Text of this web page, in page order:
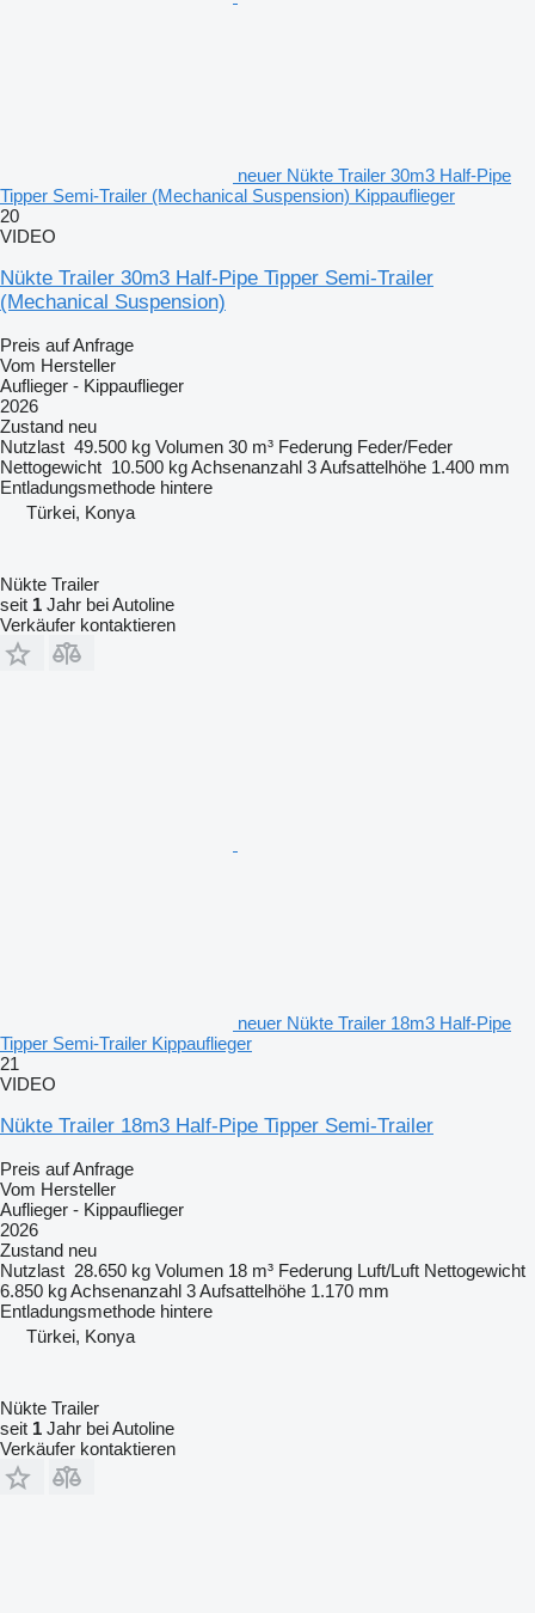
neuer Nükte Trailer 30m3 Half-Pipe
Tipper Semi-Trailer (Mechanical Suspension) Kippauflieger
20
VIDEO
Nükte Trailer 30m3 Half-Pipe Tipper Semi-Trailer
(Mechanical Suspension)
Preis auf Anfrage
Vom Hersteller
Auflieger - Kippauflieger
2026
Zustand neu
Nutzlast 49.500 kg Volumen 30 m³ Federung Feder/Feder
Nettogewicht 10.500 kgAchsenanzahl 3Aufsattelhöhe 1.400 mm
Entladungsmethode hintere
Türkei, Konya
Nükte Trailer
seit 1 Jahr bei Autoline
Verkäufer kontaktieren
neuer Nükte Trailer 18m3 Half-Pipe
Tipper Semi-Trailer Kippauflieger
21
VIDEO
Nükte Trailer 18m3 Half-Pipe Tipper Semi-Trailer
Preis auf Anfrage
Vom Hersteller
Auflieger - Kippauflieger
2026
Zustand neu
Nutzlast 28.650 kg Volumen 18 m³ Federung Luft/Luft Nettogewicht
6.850 kgAchsenanzahl 3Aufsattelhöhe 1.170 mm
Entladungsmethode hintere
Türkei, Konya
Nükte Trailer
seit 1 Jahr bei Autoline
Verkäufer kontaktieren